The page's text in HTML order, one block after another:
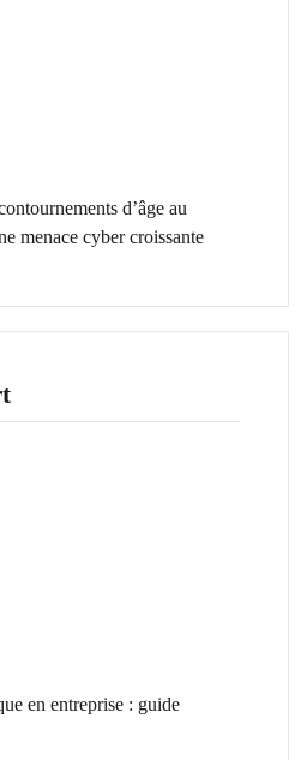
d’âge au
menace cyber croissante
en entreprise : guide